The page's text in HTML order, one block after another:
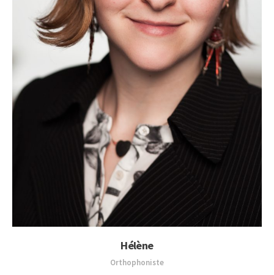
Hélène
Orthophoniste